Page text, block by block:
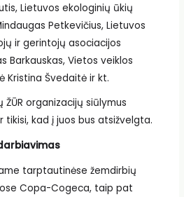
Lietuvos ekologinių ūkių
Petkevičius, Lietuvos
ir gerintojų asociacijos
Barkauskas, Vietos veiklos
Kristina Švedaitė ir kt.
ŽŪR organizacijų siūlymus
tikisi, kad į juos bus atsižvelgta.
tarptautinėse žemdirbių
Copa-Cogeca, taip pat